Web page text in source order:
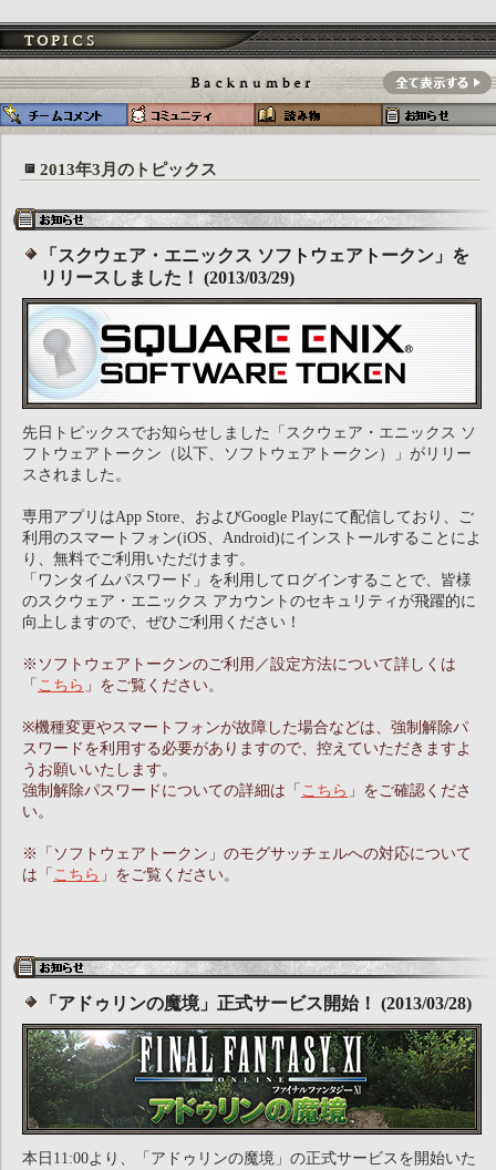
2013年3月のトピックス
「スクウェア・エニックス ソフトウェアトークン」を
リリースしました！ (2013/03/29)
先日トピックスでお知らせしました「スクウェア・エニックス ソ
フトウェアトークン（以下、ソフトウェアトークン）」がリリー
スされました。
専用アプリはApp Store、およびGoogle Playにて配信しており、ご
利用のスマートフォン(iOS、Android)にインストールすることによ
り、無料でご利用いただけます。
「ワンタイムパスワード」を利用してログインすることで、皆様
のスクウェア・エニックス アカウントのセキュリティが飛躍的に
向上しますので、ぜひご利用ください！
※ソフトウェアトークンのご利用／設定方法について詳しくは
「 こちら 」をご覧ください。
※機種変更やスマートフォンが故障した場合などは、強制解除パ
スワードを利用する必要がありますので、控えていただきますよ
うお願いいたします。
強制解除パスワードについての詳細は「 こちら 」をご確認くださ
い。
※「ソフトウェアトークン」のモグサッチェルへの対応について
は「 こちら 」をご覧ください。
「アドゥリンの魔境」正式サービス開始！ (2013/03/28)
本日11:00より、「アドゥリンの魔境」の正式サービスを開始いた